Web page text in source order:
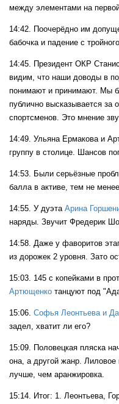
между элементами на
14:42. Поочерёдно им
бабочка и падение с
14:45. Президент ОКР
видим, что наши доводы в
понимают и принимают. Мы
публично высказывается за
спортсменов. Это мнение
14:49. Ульяна Ермакова и
группу в столице. Шансов
14:53. Были серьёзные
балла в активе, тем не
14:55. У дуэта Арина
наряды. Звучит Фредерик
14:58. Даже у фаворитов
из дорожек 2 уровня. Зато
15:03. 145 с копейками в
Артющенко танцуют под
15:06. Софья Леонтьева и
задел, хватит ли его?
15:09. Половецкая пляска
она, а другой жанр. Лиловое
лучше, чем аранжировка.
15:14. Итог: 1. Леонтьева,